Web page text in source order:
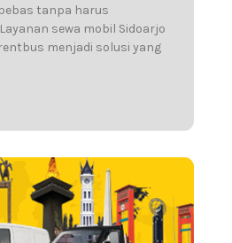
tanpa harus
sewa mobil Sidoarjo
menjadi solusi yang